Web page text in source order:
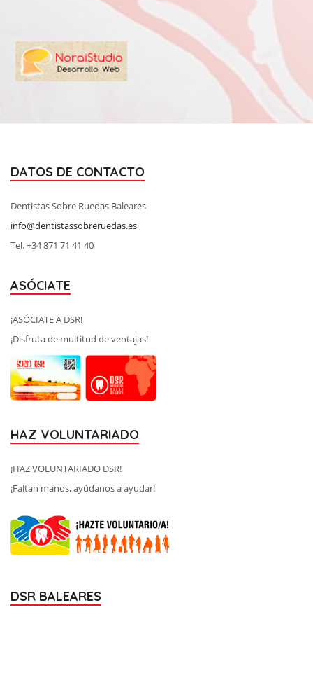
DATOS DE CONTACTO
Dentistas Sobre Ruedas Baleares
info@dentistassobreruedas.es
Tel. +34 871 71 41 40
ASÓCIATE
¡ASÓCIATE A DSR!
¡Disfruta de multitud de ventajas!
HAZ VOLUNTARIADO
¡HAZ VOLUNTARIADO DSR!
¡Faltan manos, ayúdanos a ayudar!
DSR BALEARES